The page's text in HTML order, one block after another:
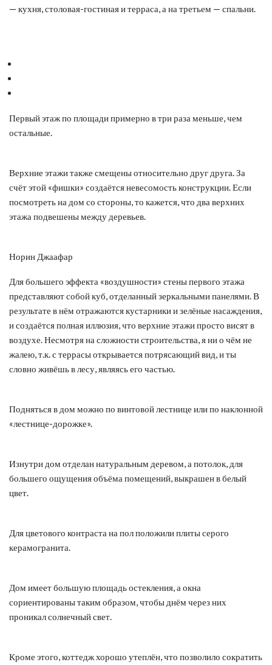
— кухня, столовая-гостиная и терраса, а на третьем — спальни.
Первый этаж по площади примерно в три раза меньше, чем
остальные.
Верхние этажи также смещены относительно друг друга. За
счёт этой «фишки» создаётся невесомость конструкции. Если
посмотреть на дом со стороны, то кажется, что два верхних
этажа подвешены между деревьев.
Норин Джаафар
Для большего эффекта «воздушности» стены первого этажа
представляют собой куб, отделанный зеркальными панелями. В
результате в нём отражаются кустарники и зелёные насаждения,
и создаётся полная иллюзия, что верхние этажи просто висят в
воздухе. Несмотря на сложности строительства, я ни о чём не
жалею, т.к. с террасы открывается потрясающий вид, и ты
словно живёшь в лесу, являясь его частью.
Подняться в дом можно по винтовой лестнице или по наклонной
«лестнице-дорожке».
Изнутри дом отделан натуральным деревом, а потолок, для
большего ощущения объёма помещений, выкрашен в белый
цвет.
Для цветового контраста на пол положили плиты серого
керамогранита.
Дом имеет большую площадь остекления, а окна
сориентированы таким образом, чтобы днём через них
проникал солнечный свет.
Кроме этого, коттедж хорошо утеплён, что позволило сократить